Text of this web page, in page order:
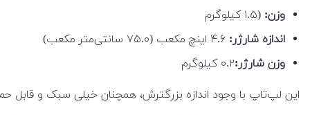
وزن: (۱.۵ کیلوگرم
اندازه شارژر:
وزن شارژر:۰.۲ کیلوگرم
این لپ‌تاپ با وجود اندازه بزرگترش، همچنان خیلی سبک و قابل